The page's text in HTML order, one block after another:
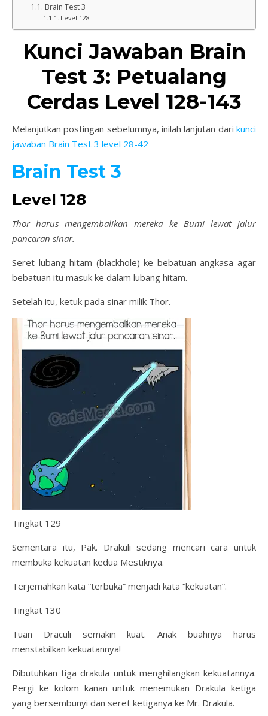
Brain Test 3
Level 128
Kunci Jawaban Brain
Test 3: Petualang
Cerdas Level 128-143
Melanjutkan postingan sebelumnya, inilah lanjutan dari kunci
jawaban Brain Test 3 level 28-42
Brain Test 3
Level 128
Thor harus mengembalikan mereka ke Bumi lewat jalur
pancaran sinar.
Seret lubang hitam (blackhole) ke bebatuan angkasa agar
bebatuan itu masuk ke dalam lubang hitam.
Setelah itu, ketuk pada sinar milik Thor.
Tingkat 129
Sementara itu, Pak. Drakuli sedang mencari cara untuk
membuka kekuatan kedua Mestiknya.
Terjemahkan kata “terbuka” menjadi kata “kekuatan”.
Tingkat 130
Tuan Draculi semakin kuat. Anak buahnya harus
menstabilkan kekuatannya!
Dibutuhkan tiga drakula untuk menghilangkan kekuatannya.
Pergi ke kolom kanan untuk menemukan Drakula ketiga
yang bersembunyi dan seret ketiganya ke Mr. Drakula.